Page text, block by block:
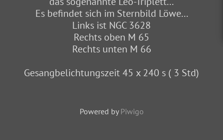
Es befindet sich im Sternbild Löwe...
Links ist NGC 3628
Rechts oben M 65
Rechts unten M 66
Gesangbelichtungszeit 45 x 240 s ( 3 Std)
Powered by Piwigo